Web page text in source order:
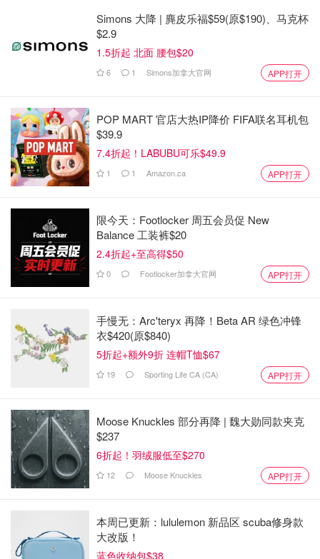
Simons 大降 | 麂皮乐福$59(原$190)、马克杯
$2.9
1.5折起 北面 腰包$20
6 1 Simons加拿大官网 APP打开
POP MART 官店大热IP降价 FIFA联名耳机包
$39.9
7.4折起！LABUBU可乐$49.9
1 1 Amazon.ca APP打开
限今天：Footlocker 周五会员促 New
Balance 工装裤$20
2.4折起+至高得$50
0 Footlocker加拿大官网 APP打开
手慢无：Arc'teryx 再降！Beta AR 绿色冲锋
衣$420(原$840)
5折起+额外9折 连帽T恤$67
19 Sporting Life CA (CA) APP打开
Moose Knuckles 部分再降 | 魏大勋同款夹克
$237
6折起！羽绒服低至$270
12 Moose Knuckles APP打开
本周已更新：lululemon 新品区 scuba修身款
大改版！
蓝色收纳包$38